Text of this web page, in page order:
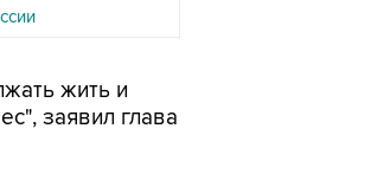
жить и
заявил глава